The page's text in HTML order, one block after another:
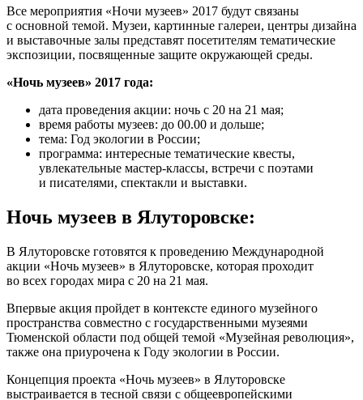
Все мероприятия «Ночи музеев» 2017 будут связаны
с основной темой. Музеи, картинные галереи, центры дизайна
и выставочные залы представят посетителям тематические
экспозиции, посвященные защите окружающей среды.
«Ночь музеев» 2017 года:
дата проведения акции: ночь с 20 на 21 мая;
время работы музеев: до 00.00 и дольше;
тема: Год экологии в России;
программа: интересные тематические квесты,
увлекательные мастер-классы, встречи с поэтами
и писателями, спектакли и выставки.
Ночь музеев в Ялуторовске:
В Ялуторовске готовятся к проведению Международной
акции «Ночь музеев» в Ялуторовске, которая проходит
во всех городах мира с 20 на 21 мая.
Впервые акция пройдет в контексте единого музейного
пространства совместно с государственными музеями
Тюменской области под общей темой «Музейная революция»,
также она приурочена к Году экологии в России.
Концепция проекта «Ночь музеев» в Ялуторовске
выстраивается в тесной связи с общеевропейскими